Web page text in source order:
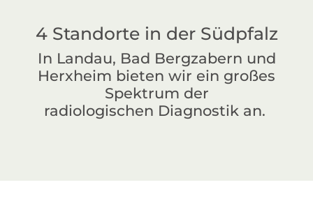
4 Standorte in der Südpfalz
In Landau, Bad Bergzabern und
Herxheim bieten wir ein großes
Spektrum der
radiologischen Diagnostik an.